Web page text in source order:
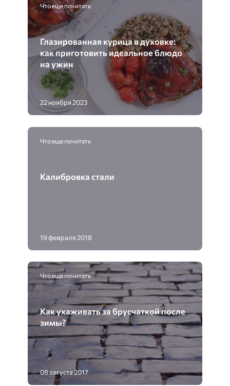
Что еще почитать
Глазированная курица в духовке:
как приготовить идеальное блюдо
на ужин
22 ноября 2023
Что еще почитать
Калибровка стали
19 февраля 2018
Что еще почитать
Как ухаживать за брусчаткой после
зимы?
08 августа 2017